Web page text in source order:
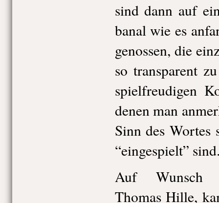
sind dann auf
banal wie es
genossen, die
so transparent
spielfreudigen
denen man
Sinn des Wortes
“eingespielt”
Auf Wunsch
Thomas Hille,